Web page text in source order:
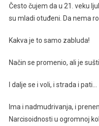
Često čujem da u 21. veku
su mladi otuđeni. Da nema
Kakva je to samo zabluda!
Način se promenio, ali je
I dalje se i voli, i strada i pati…
Ima i nadmudrivanja, i
Narcisoidnosti u ogromnoj